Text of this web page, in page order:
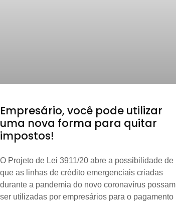
Empresário, você pode utilizar
uma nova forma para quitar
impostos!
O Projeto de Lei 3911/20 abre a possibilidade de
que as linhas de crédito emergenciais criadas
durante a pandemia do novo coronavírus possam
ser utilizadas por empresários para o pagamento